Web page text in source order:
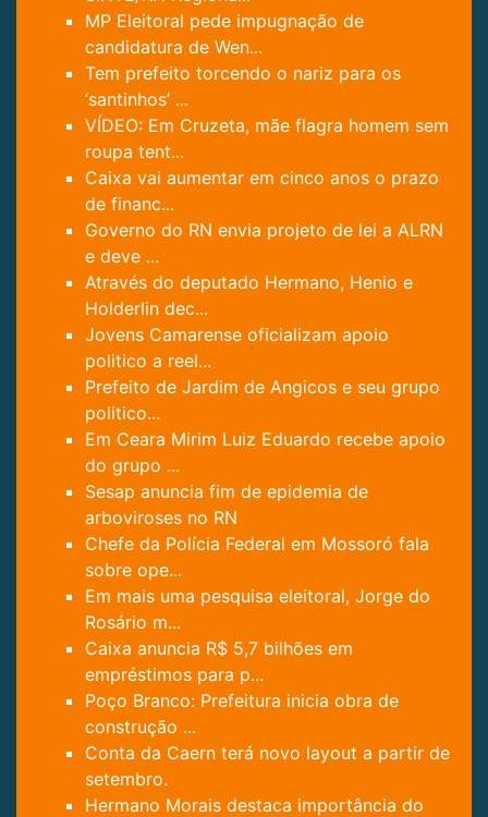
MP Eleitoral pede impugnação de
candidatura de Wen...
Tem prefeito torcendo o nariz para os
‘santinhos’ ...
VÍDEO: Em Cruzeta, mãe flagra homem sem
roupa tent...
Caixa vai aumentar em cinco anos o prazo
de financ...
Governo do RN envia projeto de lei a ALRN
e deve ...
Através do deputado Hermano, Henio e
Holderlin dec...
Jovens Camarense oficializam apoio
politico a reel...
Prefeito de Jardim de Angicos e seu grupo
politico...
Em Ceara Mirim Luiz Eduardo recebe apoio
do grupo ...
Sesap anuncia fim de epidemia de
arboviroses no RN
Chefe da Polícia Federal em Mossoró fala
sobre ope...
Em mais uma pesquisa eleitoral, Jorge do
Rosário m...
Caixa anuncia R$ 5,7 bilhões em
empréstimos para p...
Poço Branco: Prefeitura inicia obra de
construção ...
Conta da Caern terá novo layout a partir de
setembro.
Hermano Morais destaca importância do